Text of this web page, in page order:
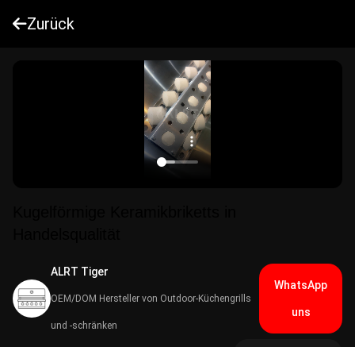
Zurück
ALRT Tiger
OEM/DOM Hersteller von Outdoor-Küchengrills
und -schränken
WhatsApp
uns